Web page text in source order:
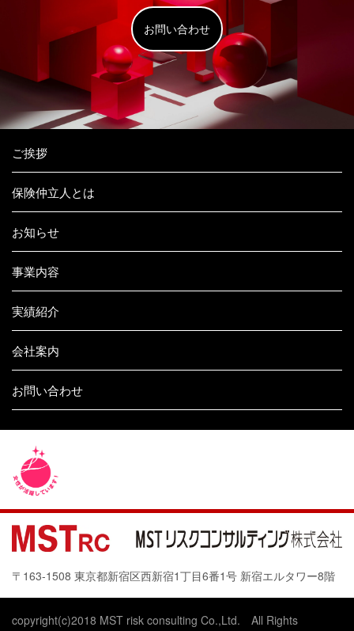
お問い合わせ
ご挨拶
保険仲立人とは
お知らせ
事業内容
実績紹介
会社案内
お問い合わせ
〒163-1508 東京都新宿区西新宿1丁目6番1号 新宿エルタワー8階
copyright(c)2018 MST risk consulting Co.,Ltd. All Rights